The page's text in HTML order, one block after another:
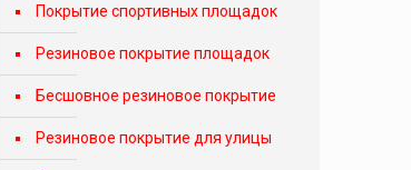
Покрытие спортивных площадок
Резиновое покрытие площадок
Бесшовное резиновое покрытие
Резиновое покрытие для улицы